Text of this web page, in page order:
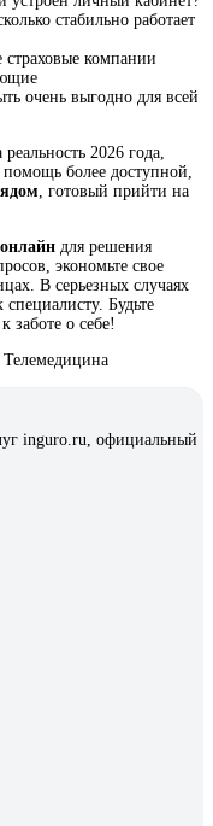
стабильно работает
компании
очень выгодно для всей
2026 года,
помощь более доступной,
, готовый прийти на
для решения
экономьте свое
В серьезных случаях
Будьте
заботе о себе!
Телемедицина
inguro.ru, официальный